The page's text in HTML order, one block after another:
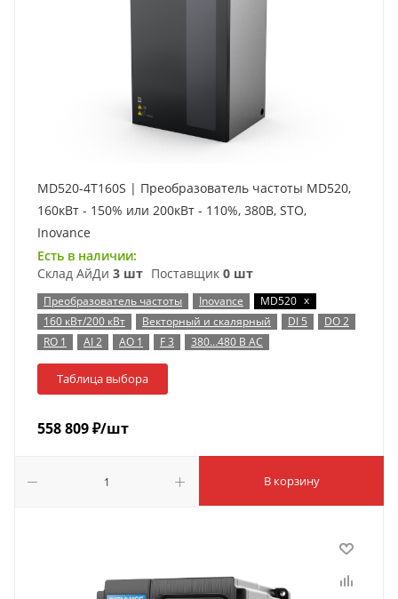
MD520-4T160S | Преобразователь частоты MD520,
160кВт - 150% или 200кВт - 110%, 380В, STO,
Inovance
Есть в наличии:
Склад АйДи 3 шт Поставщик 0 шт
Преобразователь частоты Inovance MD520 x
160 кВт/200 кВт
Векторный и скалярный DI 5
DO 2
RO 1
AI 2 AO 1 F 3 380…480 В AC
Таблица выбора
558 809₽/шт
В корзину